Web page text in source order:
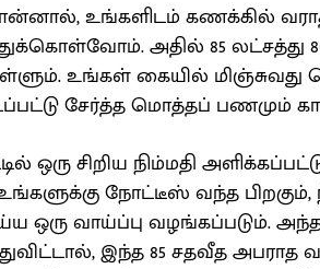
உங்களிடம் கணக்கில்
அதில் 85
உங்கள் கையில் மிஞ்சுவது
சேர்த்த மொத்தப் பணமும்
ஒரு சிறிய நிம்மதி
உங்களுக்கு நோட்டீஸ் வந்த
ஒரு வாய்ப்பு வழங்கப்படும்.
இந்த 85 சதவீத அபராத